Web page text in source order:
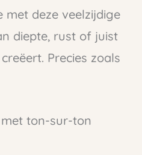
met deze veelzijdige
diepte, rust of juist
Precies zoals
ton-sur-ton